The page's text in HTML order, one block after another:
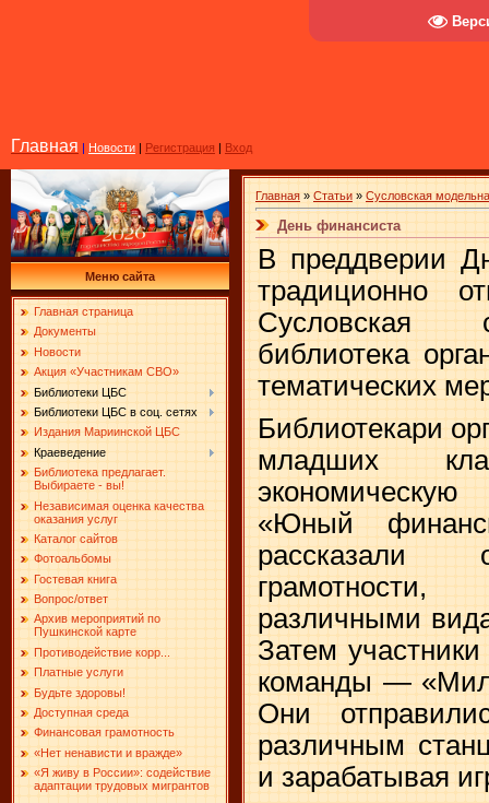
Главная | Новости | Регистрация | Вход
Меню сайта
Главная страница
Документы
Новости
Акция «Участникам СВО»
Библиотеки ЦБС
Библиотеки ЦБС в соц. сетях
Издания Мариинской ЦБС
Краеведение
Библиотека предлагает.
Выбираете - вы!
Независимая оценка качества
оказания услуг
Каталог сайтов
Фотоальбомы
Гостевая книга
Вопрос/ответ
Архив мероприятий по
Пушкинской карте
Противодействие корр...
Платные услуги
Будьте здоровы!
Доступная среда
Финансовая грамотность
«Нет ненависти и вражде»
«Я живу в России»: содействие
адаптации трудовых мигрантов
Главная » Статьи » Сусловская
День финансиста
В преддверии
традиционно
Сусловская
библиотека
тематических
Библиотекари
младших
«Юный
рассказали
различными
Затем
команды —
Они
различным
и зарабатывая